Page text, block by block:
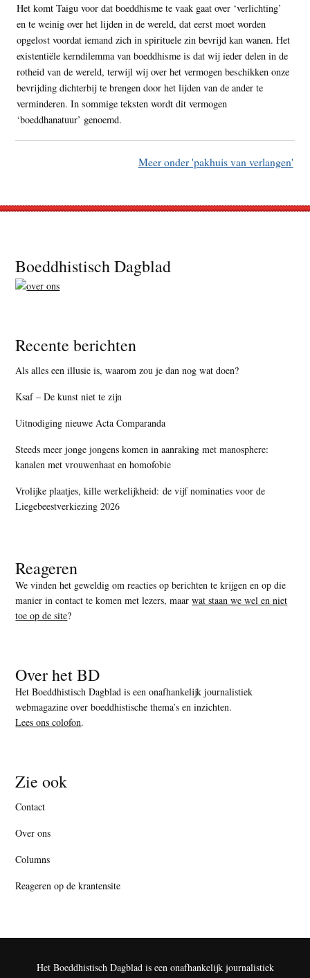
Het komt Taigu voor dat boeddhisme te vaak gaat over ‘verlichting’
en te weinig over het lijden in de wereld, dat eerst moet worden
opgelost voordat iemand zich in spirituele zin bevrijd kan wanen. Het
existentiële kerndilemma van boeddhisme is dat wij ieder delen in de
rotheid van de wereld, terwijl wij over het vermogen beschikken onze
bevrijding dichterbij te brengen door het lijden van de ander te
verminderen. In sommige teksten wordt dit vermogen
‘boeddhanatuur’ genoemd.
Meer onder 'pakhuis van verlangen'
Footer
Boeddhistisch Dagblad
Recente berichten
Als alles een illusie is, waarom zou je dan nog wat doen?
Ksaf – De kunst niet te zijn
Uitnodiging nieuwe Acta Comparanda
Steeds meer jonge jongens komen in aanraking met manosphere:
kanalen met vrouwenhaat en homofobie
Vrolijke plaatjes, kille werkelijkheid: de vijf nominaties voor de
Liegebeestverkiezing 2026
Reageren
We vinden het geweldig om reacties op berichten te krijgen en op die
manier in contact te komen met lezers, maarwat staan we wel en niet
toe op de site?
Over het BD
Het Boeddhistisch Dagblad is een onafhankelijk journalistiek
webmagazine over boeddhistische thema’s en inzichten.
Lees ons colofon.
Zie ook
Contact
Over ons
Columns
Reageren op de krantensite
Het Boeddhistisch Dagblad is een onafhankelijk journalistiek